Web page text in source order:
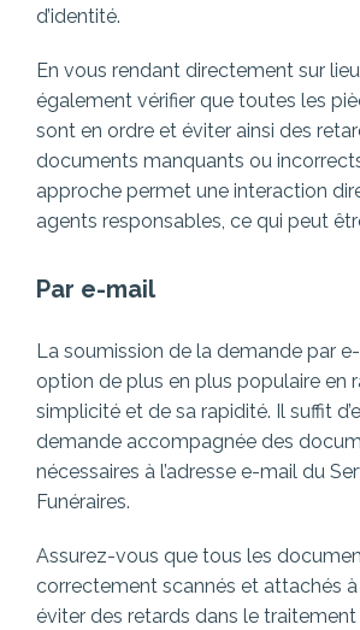
d’identité.
En vous rendant directement sur
également vérifier que toutes les
sont en ordre et éviter ainsi des
documents manquants ou
approche permet une interaction
agents responsables, ce qui peut
Par e-mail
La soumission de la demande par
option de plus en plus populaire en
simplicité et de sa rapidité. Il suffit
demande accompagnée des
nécessaires à l’adresse e-mail du
Funéraires.
Assurez-vous que tous les
correctement scannés et attachés à
éviter des retards dans le